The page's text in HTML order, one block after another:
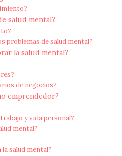
salud mental?
problemas de salud mental?
la salud mental?
de negocios?
emprendedor?
y vida personal?
mental?
salud mental?